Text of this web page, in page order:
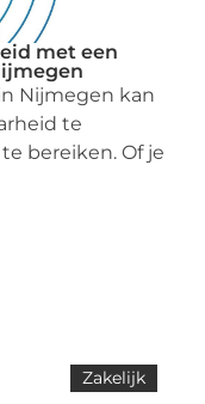
met een
Nijmegen kan
te
bereiken. Of je
Zakelijk